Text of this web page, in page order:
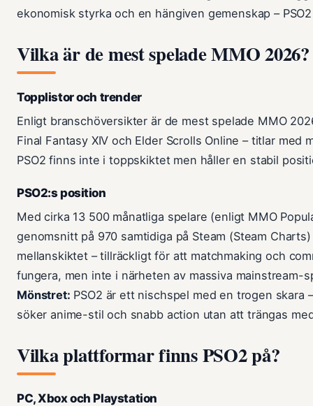
ekonomisk styrka och en hängiven gemenskap –
Vilka är de mest spelade MMO 2026?
Topplistor och trender
Enligt branschöversikter är de mest spelade MMO
Final Fantasy XIV och Elder Scrolls Online – titlar med
PSO2 finns inte i toppskiktet men håller en stabil
PSO2:s position
Med cirka 13 500 månatliga spelare (enligt MMO
genomsnitt på 970 samtidiga på Steam (Steam
mellanskiktet – tillräckligt för att matchmaking och
fungera, men inte i närheten av massiva mainstream-
Mönstret: PSO2 är ett nischspel med en trogen skara
söker anime-stil och snabb action utan att trängas
Vilka plattformar finns PSO2 på?
PC, Xbox och Playstation